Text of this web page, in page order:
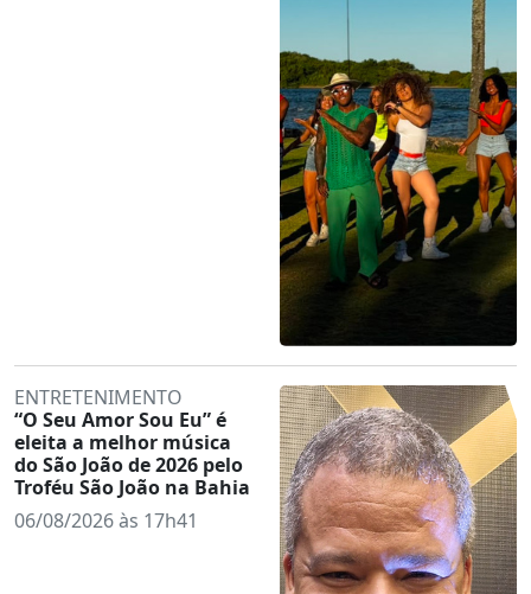
ENTRETENIMENTO
“O Seu Amor Sou Eu” é
eleita a melhor música
do São João de 2026 pelo
Troféu São João na Bahia
06/08/2026 às 17h41